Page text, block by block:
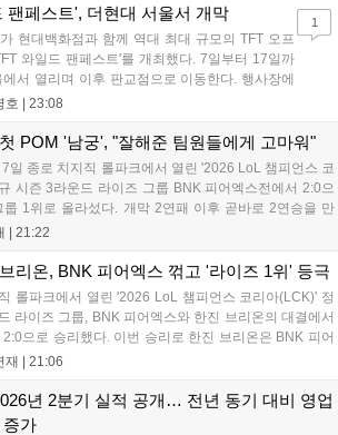
는 이번 행사는 신규 세트 체험과 공연 등 다양한 즐길
며, 이후 현대백화점 판교점에서도 행사가 이어질 예정입
라스베이거스 오픈이 개최됩니다....
팬페스트', 더현대 서울서 개막
현대백화점과 함께 역대 최대 규모의 TFT 오프
와일드 팬페스트'를 개최했다. 7일부터 17일까
서 열리며 이후 판교점으로 이동한다. 행사장에
, 무대 존이 마련됐으며 8일 오후 2시 인비테이셔
일정이 준비되어 있다. 사전 예약은 조기 마감될
호 | 23:08
1
POM '남궁', "잘해준 팀원들에게 고마워"
일 종로 치지직 롤파크에서 열린 '2026 LoL 챔피언스 코
시즌 3라운드 라이즈 그룹 BNK 피어엑스전에서 2:0으
룹 1위로 올라섰다. 개막 2연패 이후 곧바로 2연승을 만
질 4라운드에 대한 기대감을 올렸다. 다음은 이날 데뷔
| 21:22
리온, BNK 피어엑스 꺾고 '라이즈 1위' 등극
롤파크에서 열린 '2026 LoL 챔피언스 코리아(LCK)' 정
라이즈 그룹, BNK 피어엑스와 한진 브리온의 대결에서
으로 승리했다. 이번 승리로 한진 브리온은 BNK 피어
이즈 그룹 1위로 올라섰다. 1세트, 한진 브리온이 '로머'
재 | 21:06
년 2분기 실적 공개… 전년 동기 대비 영업
증가